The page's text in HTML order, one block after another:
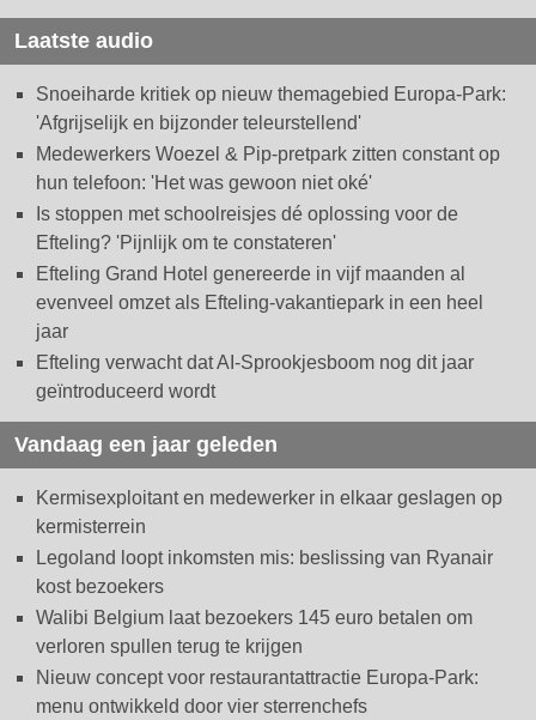
Laatste audio
Snoeiharde kritiek op nieuw themagebied Europa-Park:
'Afgrijselijk en bijzonder teleurstellend'
Medewerkers Woezel & Pip-pretpark zitten constant op
hun telefoon: 'Het was gewoon niet oké'
Is stoppen met schoolreisjes dé oplossing voor de
Efteling? 'Pijnlijk om te constateren'
Efteling Grand Hotel genereerde in vijf maanden al
evenveel omzet als Efteling-vakantiepark in een heel
jaar
Efteling verwacht dat AI-Sprookjesboom nog dit jaar
geïntroduceerd wordt
Vandaag een jaar geleden
Kermisexploitant en medewerker in elkaar geslagen op
kermisterrein
Legoland loopt inkomsten mis: beslissing van Ryanair
kost bezoekers
Walibi Belgium laat bezoekers 145 euro betalen om
verloren spullen terug te krijgen
Nieuw concept voor restaurantattractie Europa-Park:
menu ontwikkeld door vier sterrenchefs